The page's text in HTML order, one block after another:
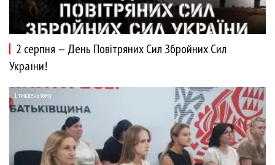
2 серпня — День Повітряних Сил Збройних Сил
України!
1 тиждень тому